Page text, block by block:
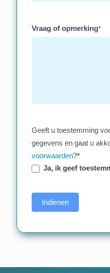
Vraag of opmerking*
Geeft u toestemming
gegevens en gaat u
voorwaarden?*
Ja, ik geef
Indienen